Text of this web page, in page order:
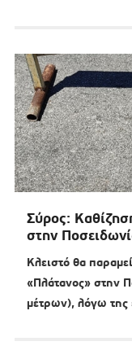
Σύρος:
στην
Κλειστό θα
«Πλάτανος» στην
μέτρων), λόγω της